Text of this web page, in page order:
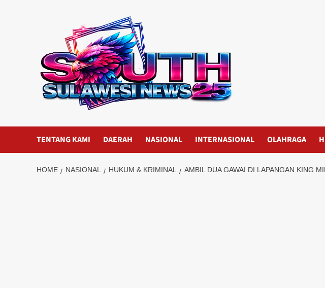
TENTANG KAMI DAERAH NASIONAL INTERNASIONAL OLAHRAGA
HOME NASIONAL HUKUM & KRIMINAL AMBIL DUA GAWAI DI LAPANGAN KING